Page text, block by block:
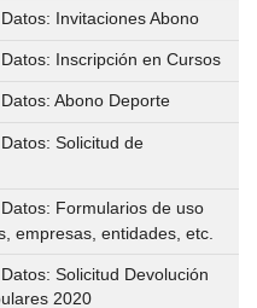
Invitaciones Abono
Inscripción en Cursos
Abono Deporte
Solicitud de
Formularios de uso
empresas, entidades, etc.
Solicitud Devolución
2020